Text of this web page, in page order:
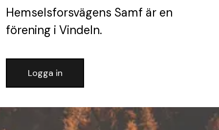
Hemselsforsvägens Samf är en
förening i Vindeln.
Logga in